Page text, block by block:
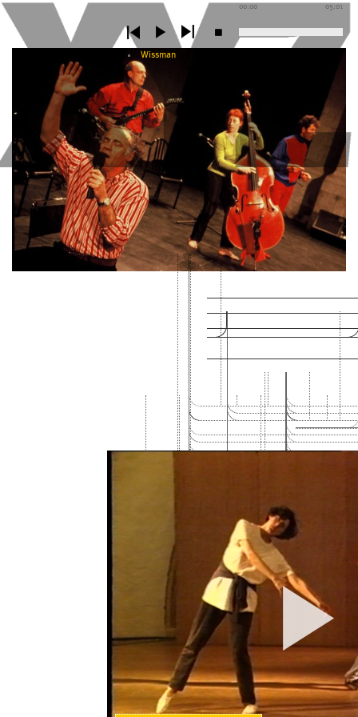
00:00 05:01
Wissman